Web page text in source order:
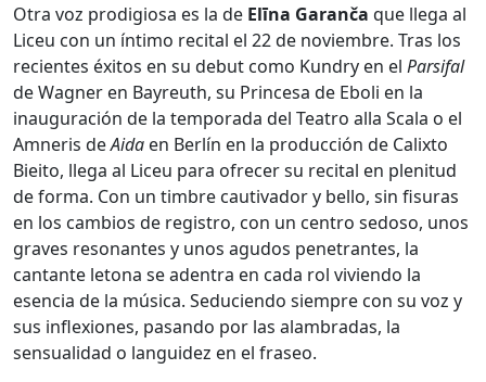
Otra voz prodigiosa es la de Elīna Garanča que llega al
Liceu con un íntimo recital el 22 de noviembre. Tras los
recientes éxitos en su debut como Kundry en el Parsifal
de Wagner en Bayreuth, su Princesa de Eboli en la
inauguración de la temporada del Teatro alla Scala o el
Amneris deAida en Berlín en la producción de Calixto
Bieito, llega al Liceu para ofrecer su recital en plenitud
de forma. Con un timbre cautivador y bello, sin fisuras
en los cambios de registro, con un centro sedoso, unos
graves resonantes y unos agudos penetrantes, la
cantante letona se adentra en cada rol viviendo la
esencia de la música. Seduciendo siempre con su voz y
sus inflexiones, pasando por las alambradas, la
sensualidad o languidez en el fraseo.